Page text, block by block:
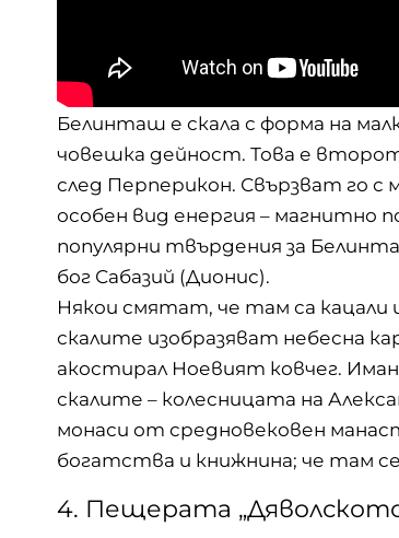
Белинташ е скала с форма на
човешка дейност. Това е
след Перперикон. Свързват го
особен вид енергия – магнитно
популярни твърдения за
бог Сабазий (Дионис).
Някои смятат, че там са кацали
скалите изобразяват небесна
акостирал Ноевият ковчег.
скалите – колесницата на
монаси от средновековен
богатства и книжнина; че там
4. Пещерата